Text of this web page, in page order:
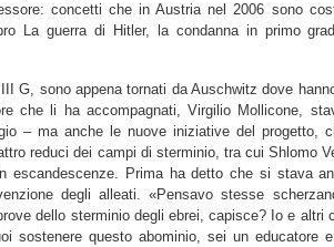
concetti che in Austria nel 2006 sono
La guerra di Hitler, la condanna in primo
G, sono appena tornati da Auschwitz dove
che li ha accompagnati, Virgilio Mollicone,
– ma anche le nuove iniziative del progetto,
reduci dei campi di sterminio, tra cui Shlomo
escandescenze. Prima ha detto che si stava
degli alleati. «Pensavo stesse
dello sterminio degli ebrei, capisce? Io e altri
sostenere questo abominio, sei un educatore